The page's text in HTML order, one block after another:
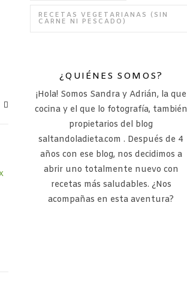
RECETAS VEGETARIANAS (SIN
CARNE NI PESCADO)
¿QUIÉNES SOMOS?
¡Hola! Somos Sandra y Adrián, la que
cocina y el que lo fotografía, también
propietarios del blog
saltandoladieta.com . Después de 4
años con ese blog, nos decidimos a
abrir uno totalmente nuevo con
recetas más saludables. ¿Nos
acompañas en esta aventura?